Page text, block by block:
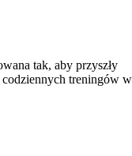
tak, aby przyszły
codziennych treningów w